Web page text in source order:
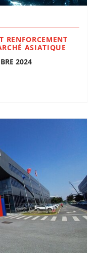
RENFORCEMENT
ASIATIQUE
2024